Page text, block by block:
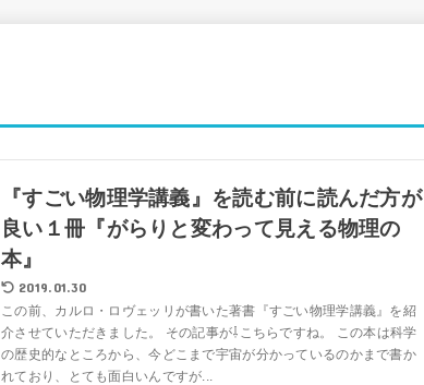
『すごい物理学講義』を読む前に読んだ方が
良い１冊『がらりと変わって見える物理の
本』
2019.01.30
この前、カルロ・ロヴェッリが書いた著書『すごい物理学講義』を紹
介させていただきました。 その記事が⇩こちらですね。 この本は科学
の歴史的なところから、今どこまで宇宙が分かっているのかまで書か
れており、とても面白いんですが...